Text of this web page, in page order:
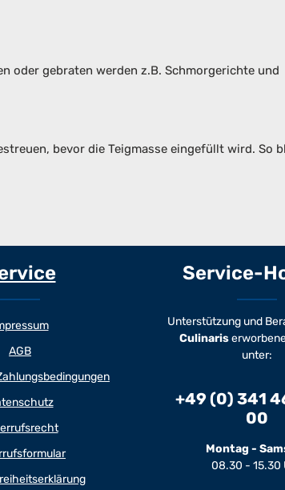
oder gebraten werden z.B. Schmorgerichte und
bevor die Teigmasse eingefüllt wird. So
AGB
Service-
Unterstützung und
Culinaris
unter:
+49 (0) 341
00
Montag -
08.30 - 15.30